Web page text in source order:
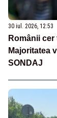
30 iul. 2026, 12:53
Românii
Majoritatea
SONDAJ